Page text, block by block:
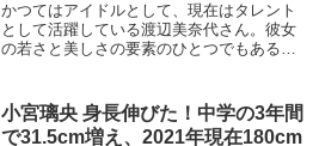
かつてはアイドルとして、現在はタレント
として活躍している渡辺美奈代さん。彼女
の若さと美しさの要素のひとつでもある髪
た、行きつけの美容室についてもご紹介し
ます。
小宮璃央 身長伸びた！中学の3年間
で31.5cm増え、2021年現在180cm